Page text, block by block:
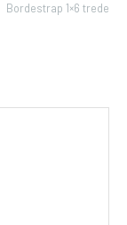
Bordestrap 1×6 trede